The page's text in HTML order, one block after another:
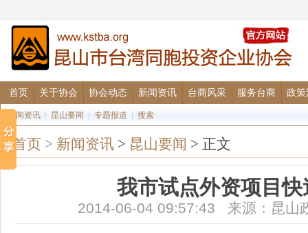
首页 关于协会 协会动态 新闻资讯 台商风采 服务台商 政策
要闻资讯 昆山要闻 专题报道 搜索
首页 > 新闻资讯 > 昆山要闻 > 正文
我市试点外资项目快
2014-06-04 09:57:43 来源：昆